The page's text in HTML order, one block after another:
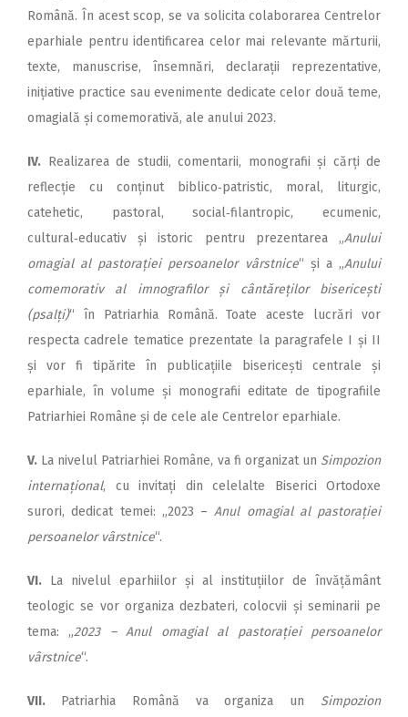
Română. În acest scop, se va solicita colaborarea Centrelor
eparhiale pentru identificarea celor mai relevante mărturii,
texte, manuscrise, însemnări, declarații reprezentative,
inițiative practice sau evenimente dedicate celor două teme,
omagială și comemorativă, ale anului 2023.
IV. Realizarea de studii, comentarii, monografii și cărți de
reflecție cu conținut biblico‑patristic, moral, liturgic,
catehetic, pastoral, social‑filantropic, ecumenic,
cultural‑educativ și istoric pentru prezentarea „Anului
omagial al pastorației persoanelor vârstnice“ și a „Anului
comemorativ al imnografilor și cântăreților bisericești
(psalți)“ în Patriarhia Română. Toate aceste lucrări vor
respecta cadrele tematice prezentate la paragrafele I și II
și vor fi tipărite în publicațiile bisericești centrale și
eparhiale, în volume și monografii editate de tipografiile
Patriarhiei Române și de cele ale Centrelor eparhiale.
V. La nivelul Patriarhiei Române, va fi organizat un Simpozion
internațional, cu invitați din celelalte Biserici Ortodoxe
surori, dedicat temei: „2023 –Anul omagial al pastorației
persoanelor vârstnice“.
VI. La nivelul eparhiilor și al instituțiilor de învățământ
teologic se vor organiza dezbateri, colocvii și seminarii pe
tema: „2023 – Anul omagial al pastorației persoanelor
vârstnice“.
VII. Patriarhia Română va organiza un Simpozion